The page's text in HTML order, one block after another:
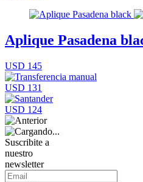
Aplique Pasadena
USD 145
USD 131
USD 124
Suscribite a
nuestro
newsletter